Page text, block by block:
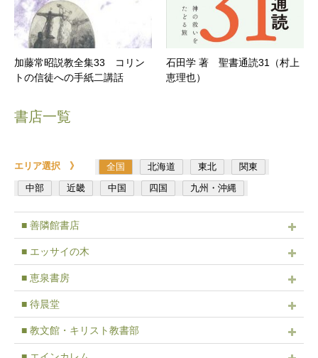
加藤常昭説教全集33 コリン
トの信徒への手紙二講話
石田学 著 聖書通読31（村上
恵理也）
書店一覧
エリア選択 》 全国 北海道 東北
関東
中部
近畿 中国 四国 九州・沖縄
■ 善隣館書店
■ エッサイの木
■ 恵泉書房
■ 待晨堂
■ 教文館・キリスト教書部